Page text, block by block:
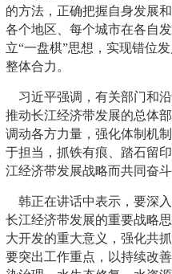
的方法，正确把握自身发展
各个地区、每个城市在各自
立“一盘棋”思想，实现错位
整体合力。
习近平强调，有关部门和
推动长江经济带发展的总体
调动各方力量，强化体制机
于担当，抓铁有痕、踏石留
江经济带发展战略而共同奋斗
韩正在讲话中表示，要深
长江经济带发展的重要战略
大开发的重大意义，强化共
要突出工作重点，以持续改